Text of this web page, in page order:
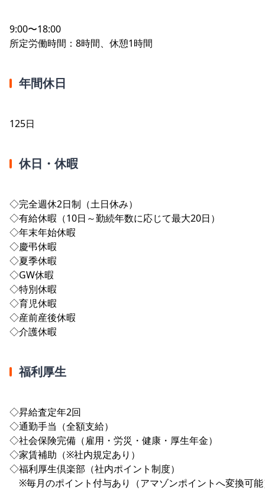
9:00〜18:00
所定労働時間：8時間、休憩1時間
年間休日
125日
休日・休暇
◇完全週休2日制（土日休み）
◇有給休暇（10日～勤続年数に応じて最大20日）
◇年末年始休暇
◇慶弔休暇
◇夏季休暇
◇GW休暇
◇特別休暇
◇育児休暇
◇産前産後休暇
◇介護休暇
福利厚生
◇昇給査定年2回
◇通勤手当（全額支給）
◇社会保険完備（雇用・労災・健康・厚生年金）
◇家賃補助（※社内規定あり）
◇福利厚生倶楽部（社内ポイント制度）
※毎月のポイント付与あり（アマゾンポイントへ変換可